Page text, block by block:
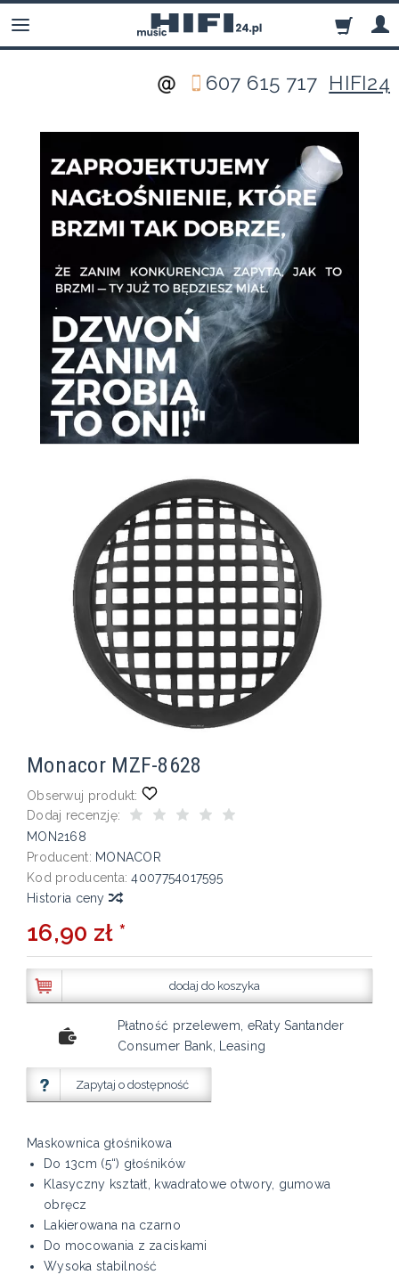
607 615 717 HIFI24
Monacor MZF-8628
Obserwuj produkt:
Dodaj recenzję:
MON2168
Producent: MONACOR
Kod producenta: 4007754017595
Historia ceny
16,90 zł *
dodaj do koszyka
Płatność przelewem, eRaty Santander
Consumer Bank, Leasing
Zapytaj o dostępność
Maskownica głośnikowa
Do 13cm (5“) głośników
Klasyczny kształt, kwadratowe otwory, gumowa
obręcz
Lakierowana na czarno
Do mocowania z zaciskami
Wysoka stabilność